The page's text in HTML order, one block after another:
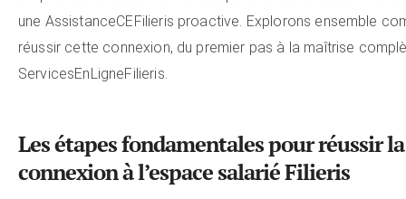
une AssistanceCEFilieris proactive. Explorons ensemble
réussir cette connexion, du premier pas à la maîtrise
ServicesEnLigneFilieris.
Les étapes fondamentales pour réussir la
connexion à l’espace salarié Filieris